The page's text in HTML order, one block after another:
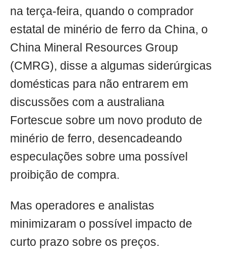
na terça-feira, quando o comprador
estatal de minério de ferro da China, o
China Mineral Resources Group
(CMRG), disse a algumas siderúrgicas
domésticas para não entrarem em
discussões com a australiana
Fortescue sobre um novo produto de
minério de ferro, desencadeando
especulações sobre uma possível
proibição de compra.
Mas operadores e analistas
minimizaram o possível impacto de
curto prazo sobre os preços.